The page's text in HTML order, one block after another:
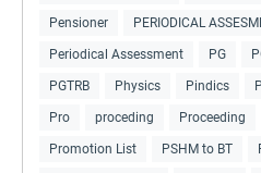
Pensioner PERIODICAL
Periodical Assessment PG
PGTRB Physics Pindics
Pro proceding Proceeding
Promotion List PSHM to BT